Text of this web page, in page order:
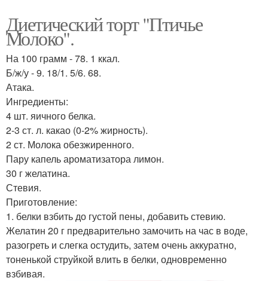
Диетический торт "Птичье
Молоко".
На 100 грамм - 78. 1 ккал.
Б/ж/у - 9. 18/1. 5/6. 68.
Атака.
Ингредиенты:
4 шт. яичного белка.
2-3 ст. л. какао (0-2% жирность).
2 ст. Молока обезжиренного.
Пару капель ароматизатора лимон.
30 г желатина.
Стевия.
Приготовление:
1. белки взбить до густой пены, добавить стевию.
Желатин 20 г предварительно замочить на час в воде,
разогреть и слегка остудить, затем очень аккуратно,
тоненькой струйкой влить в белки, одновременно
взбивая.